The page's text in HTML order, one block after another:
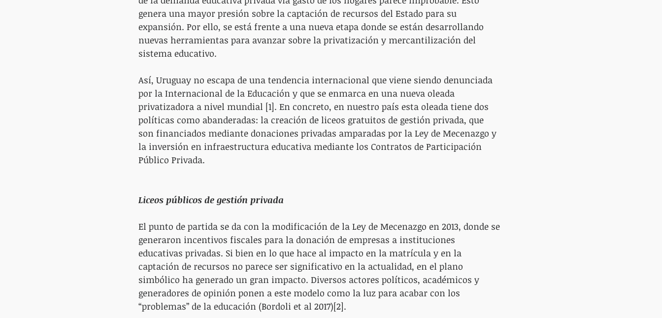
genera una mayor presión sobre la captación de recursos del Estado para su
expansión. Por ello, se está frente a una nueva etapa donde se están desarrollando
nuevas herramientas para avanzar sobre la privatización y mercantilización del
sistema educativo.
Así, Uruguay no escapa de una tendencia internacional que viene siendo denunciada
por la Internacional de la Educación y que se enmarca en una nueva oleada
privatizadora a nivel mundial [1]. En concreto, en nuestro país esta oleada tiene dos
políticas como abanderadas: la creación de liceos gratuitos de gestión privada, que
son financiados mediante donaciones privadas amparadas por la Ley de Mecenazgo y
la inversión en infraestructura educativa mediante los Contratos de Participación
Público Privada.
Liceos públicos de gestión privada
El punto de partida se da con la modificación de la Ley de Mecenazgo en 2013, donde se
generaron incentivos fiscales para la donación de empresas a instituciones
educativas privadas. Si bien en lo que hace al impacto en la matrícula y en la
captación de recursos no parece ser significativo en la actualidad, en el plano
simbólico ha generado un gran impacto. Diversos actores políticos, académicos y
generadores de opinión ponen a este modelo como la luz para acabar con los
“problemas” de la educación (Bordoli et al 2017)[2].